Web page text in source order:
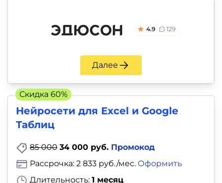
4.9 129
Далее
Нейросети для Excel и Google
Таблиц
85 000 34 000 руб. Промокод
Длительность: 1 месяц
Рассрочка: 2 833 руб./мес. Оформить
Скидка 60%